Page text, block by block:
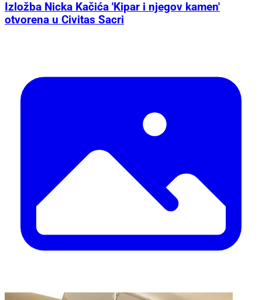
Izložba Nicka Kačića 'Kipar i njegov kamen'
otvorena u Civitas Sacri